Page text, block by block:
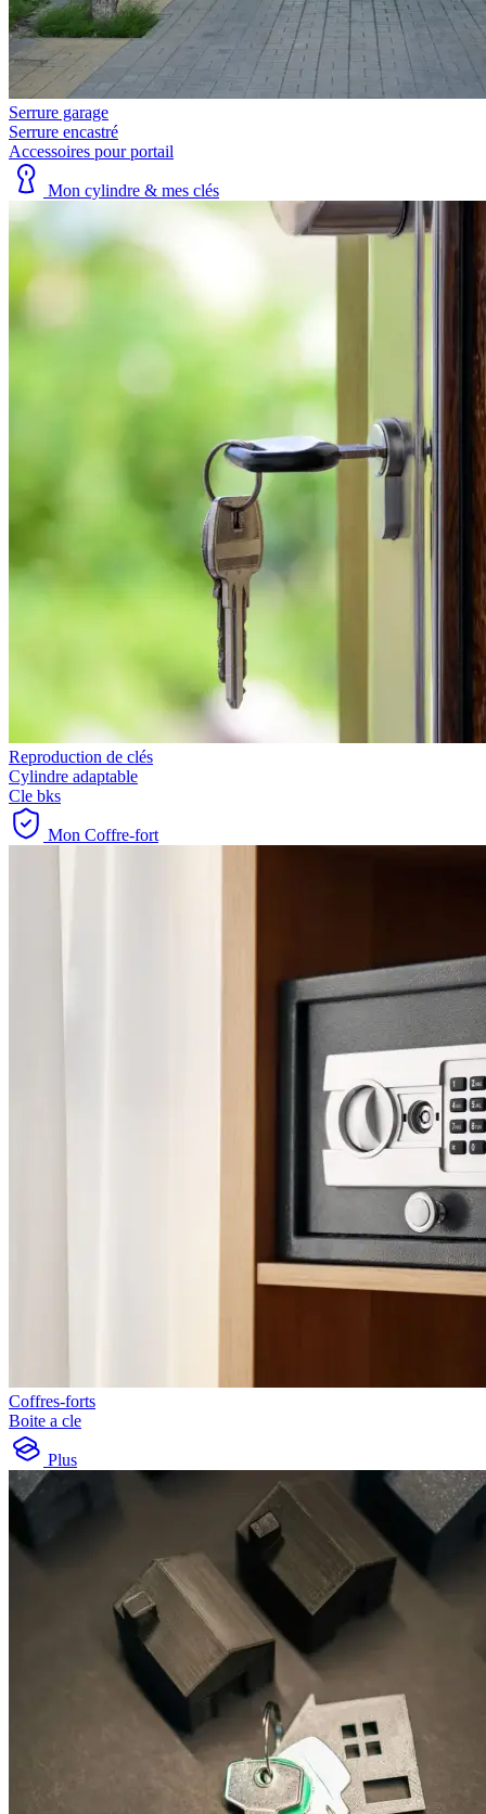
Serrure garage
Serrure encastré
Accessoires pour portail
Mon cylindre & mes clés
Reproduction de clés
Cylindre adaptable
Cle bks
Mon Coffre-fort
Coffres-forts
Boite a cle
Plus